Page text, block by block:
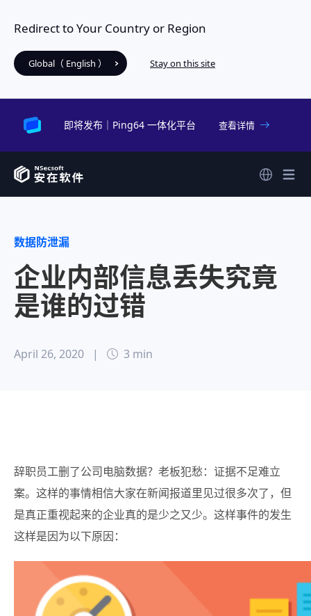
Redirect to Your Country or Region
Global（ English ） Stay on this site
即将发布｜Ping64 一体化平台 查看详情
数据防泄漏
企业内部信息丢失究竟
是谁的过错
April 26, 2020 | 3 min
辞职员工删了公司电脑数据？老板犯愁：证据不足难立
案。这样的事情相信大家在新闻报道里见过很多次了，但
是真正重视起来的企业真的是少之又少。 这样事件的发生
这样是因为以下原因：